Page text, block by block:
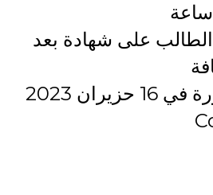
على شهادة بعد
2023